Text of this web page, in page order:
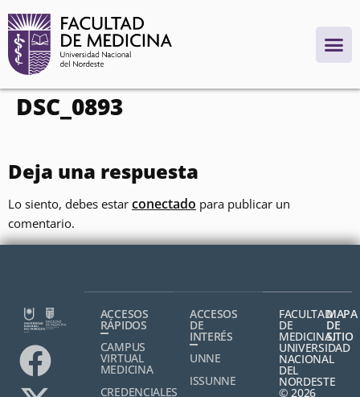
contenido
DSC_0893
Deja una respuesta
Lo siento, debes estar conectado para publicar un
comentario.
ACCESOS
RÁPIDOS
CAMPUS
VIRTUAL
MEDICINA
CREDENCIALES
ACCESOS
DE
INTERÉS
UNNE
ISSUNNE
FACULTAD
DE
MEDICINA,
UNIVERSIDAD
NACIONAL
DEL
NORDESTE
© 2026
MAPA
DE
SITIO